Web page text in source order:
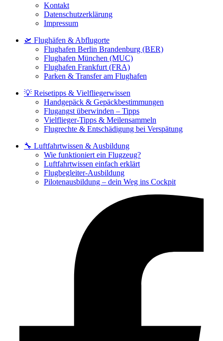
Kontakt
Datenschutzerklärung
Impressum
🛫 Flughäfen & Abflugorte
Flughafen Berlin Brandenburg (BER)
Flughafen München (MUC)
Flughafen Frankfurt (FRA)
Parken & Transfer am Flughafen
💡 Reisetipps & Vielfliegerwissen
Handgepäck & Gepäckbestimmungen
Flugangst überwinden – Tipps
Vielflieger-Tipps & Meilensammeln
Flugrechte & Entschädigung bei Verspätung
🔧 Luftfahrtwissen & Ausbildung
Wie funktioniert ein Flugzeug?
Luftfahrtwissen einfach erklärt
Flugbegleiter-Ausbildung
Pilotenausbildung – dein Weg ins Cockpit